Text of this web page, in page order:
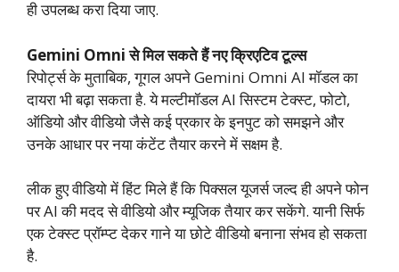
ही उपलब्ध करा दिया जाए.
Gemini Omni से मिल सकते हैं नए क्रिएटिव टूल्स
रिपोर्ट्स के मुताबिक, गूगल अपने Gemini Omni AI मॉडल का
दायरा भी बढ़ा सकता है. ये मल्टीमॉडल AI सिस्टम टेक्स्ट, फोटो,
ऑडियो और वीडियो जैसे कई प्रकार के इनपुट को समझने और
उनके आधार पर नया कंटेंट तैयार करने में सक्षम है.
लीक हुए वीडियो में हिंट मिले हैं कि पिक्सल यूजर्स जल्द ही अपने फोन
पर AI की मदद से वीडियो और म्यूजिक तैयार कर सकेंगे. यानी सिर्फ
एक टेक्स्ट प्रॉम्प्ट देकर गाने या छोटे वीडियो बनाना संभव हो सकता
है.